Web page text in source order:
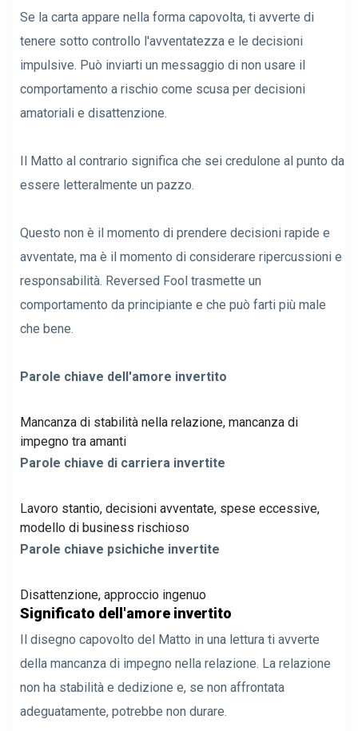
Se la carta appare nella forma capovolta, ti avverte di
tenere sotto controllo l'avventatezza e le decisioni
impulsive. Può inviarti un messaggio di non usare il
comportamento a rischio come scusa per decisioni
amatoriali e disattenzione.
Il Matto al contrario significa che sei credulone al punto da
essere letteralmente un pazzo.
Questo non è il momento di prendere decisioni rapide e
avventate, ma è il momento di considerare ripercussioni e
responsabilità. Reversed Fool trasmette un
comportamento da principiante e che può farti più male
che bene.
Parole chiave dell'amore invertito
Mancanza di stabilità nella relazione, mancanza di
impegno tra amanti
Parole chiave di carriera invertite
Lavoro stantio, decisioni avventate, spese eccessive,
modello di business rischioso
Parole chiave psichiche invertite
Disattenzione, approccio ingenuo
Significato dell'amore invertito
Il disegno capovolto del Matto in una lettura ti avverte
della mancanza di impegno nella relazione. La relazione
non ha stabilità e dedizione e, se non affrontata
adeguatamente, potrebbe non durare.